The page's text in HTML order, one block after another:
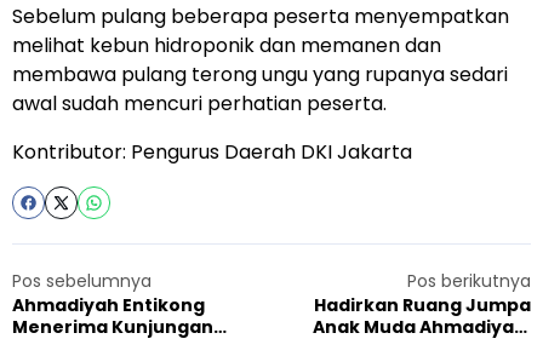
Sebelum pulang beberapa peserta menyempatkan
melihat kebun hidroponik dan memanen dan
membawa pulang terong ungu yang rupanya sedari
awal sudah mencuri perhatian peserta.
Kontributor: Pengurus Daerah DKI Jakarta
Pos sebelumnya
Ahmadiyah Entikong
Menerima Kunjungan
Pos berikutnya
Hadirkan Ruang Jumpa
Anak Muda Ahmadiyah,